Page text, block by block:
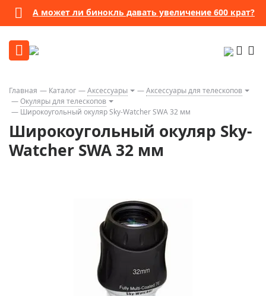
А может ли бинокль давать увеличение 600 крат?
Главная Каталог Аксессуары
Аксессуары для телескопов
Окуляры для телескопов
Широкоугольный окуляр Sky-Watcher SWA 32 мм
Широкоугольный окуляр Sky-
Watcher SWA 32 мм